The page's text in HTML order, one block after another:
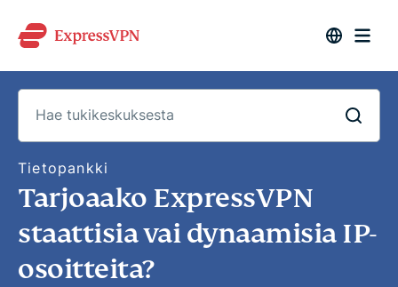
Tietopankki
Tarjoaako ExpressVPN
staattisia vai dynaamisia IP-
osoitteita?
e
t
k